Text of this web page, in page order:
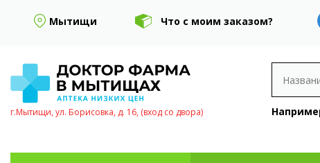
Мытищи Что с моим заказом?
г.Мытищи, ул. Борисовка, д. 16, (вход со двора)